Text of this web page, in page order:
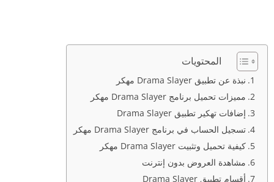
المحتويات
نبذة عن تطبيق Drama Slayer مهكر
مميزات تحميل برنامج Drama Slayer مهكر
إضافات تهكير تطبيق Drama Slayer
تسجيل الحساب في برنامج Drama Slayer مهكر
كيفية تحميل وتثبيت Drama Slayer مهكر
مشاهدة العروض بدون إنترنت
أقسام تطبيق Drama Slayer